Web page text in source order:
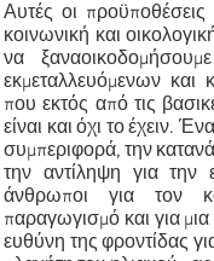
Αυτές οι προϋποθέσεις
κοινωνική και
να
εκμεταλλευόμενων και
που εκτός από τις
είναι και όχι το έχειν.
συμπεριφορά, την
την αντίληψη για την
άνθρωποι για τον
παραγωγισμό και για
ευθύνη της φροντίδας